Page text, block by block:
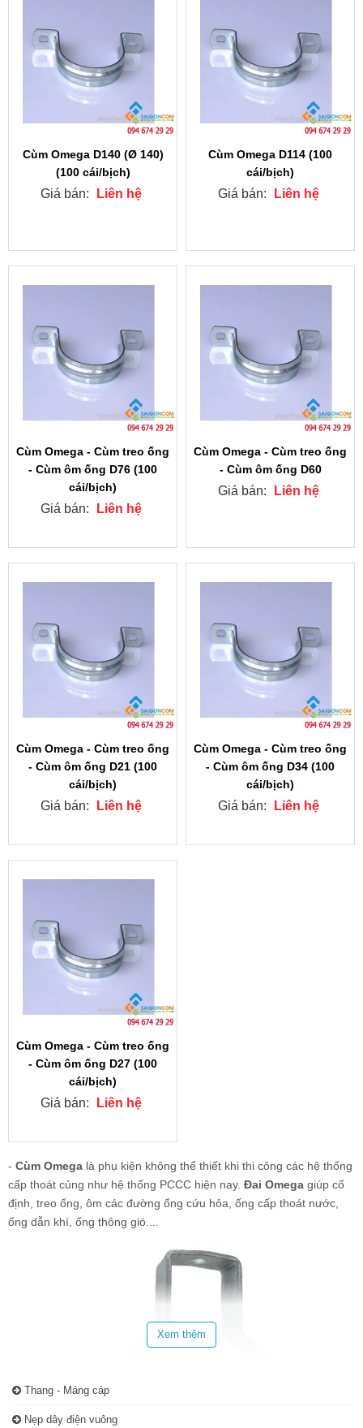
Cùm Omega D140 (Ø 140)
(100 cái/bịch)
Giá bán: Liên hệ
Cùm Omega D114 (100
cái/bịch)
Giá bán: Liên hệ
Cùm Omega - Cùm treo ống
- Cùm ôm ống D76 (100
cái/bịch)
Giá bán: Liên hệ
Cùm Omega - Cùm treo ống
- Cùm ôm ống D60
Giá bán: Liên hệ
Cùm Omega - Cùm treo ống
- Cùm ôm ống D21 (100
cái/bịch)
Giá bán: Liên hệ
Cùm Omega - Cùm treo ống
- Cùm ôm ống D34 (100
cái/bịch)
Giá bán: Liên hệ
Cùm Omega - Cùm treo ống
- Cùm ôm ống D27 (100
cái/bịch)
Giá bán: Liên hệ
- Cùm Omega là phụ kiện không thể thiết khi thi công các hệ thống
cấp thoát củng như hệ thống PCCC hiện nay. Đai Omega giúp cố
định, treo ống, ôm các đường ống cứu hỏa, ống cấp thoát nước,
ống dẫn khí, ống thông gió....
Xem thêm
Thang - Máng cáp
Nẹp dây điện vuông